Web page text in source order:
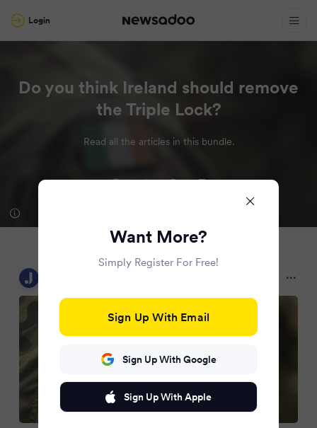
Login
Do you think Ireland should remove
the Triple Lock?
Read all the articles in this bundle.
Want More?
Simply Register For Free!
Sign Up With Email
Sign Up With Google
Sign Up With Apple